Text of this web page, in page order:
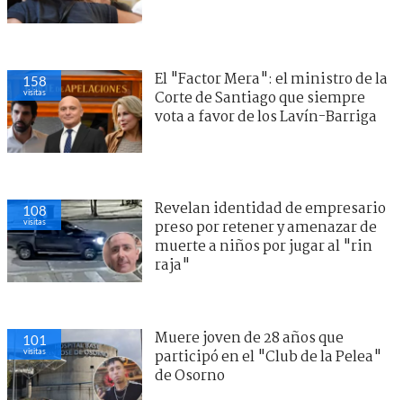
158
visitas
El "Factor Mera": el ministro de la
Corte de Santiago que siempre
vota a favor de los Lavín-Barriga
108
visitas
Revelan identidad de empresario
preso por retener y amenazar de
muerte a niños por jugar al "rin
raja"
101
visitas
Muere joven de 28 años que
participó en el "Club de la Pelea"
de Osorno